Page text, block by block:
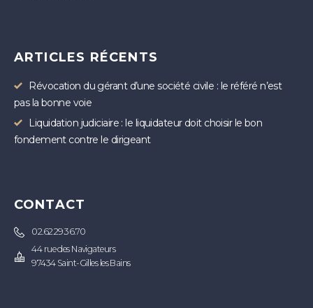
ARTICLES RÉCENTS
Révocation du gérant d’une société civile : le référé n’est
pas la bonne voie
Liquidation judiciaire : le liquidateur doit choisir le bon
fondement contre le dirigeant
CONTACT
02.62.29.36.70
44 rue des Navigateurs
97434 Saint-Gilles les Bains